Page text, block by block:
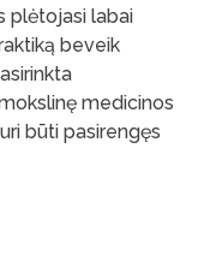
plėtojasi labai
beveik
medicinos
būti pasirengęs